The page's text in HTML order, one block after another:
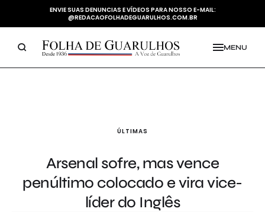
ENVIE SUAS DENUNCIAS E VÍDEOS PARA NOSSO E-MAIL:
@REDACAOFOLHADEGUARULHOS.COM.BR
MENU
ÚLTIMAS
Arsenal sofre, mas vence
penúltimo colocado e vira vice-
líder do Inglês